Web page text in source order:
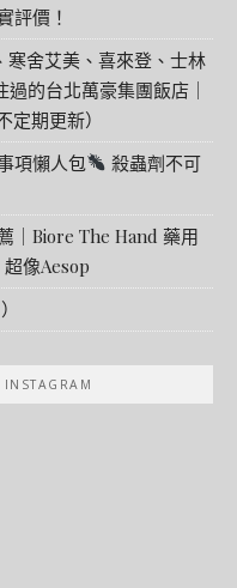
評價！
寒舍艾美、喜來登、士林
過的台北萬豪集團飯店｜
定期更新）
項懶人包
殺蟲劑不可
｜Biore The Hand 藥用
超像Aesop